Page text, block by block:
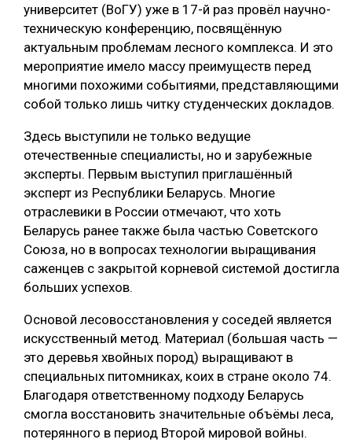
университет (ВоГУ) уже в 17-й раз провёл научно-
техническую конференцию, посвящённую
актуальным проблемам лесного комплекса. И это
мероприятие имело массу преимуществ перед
многими похожими событиями, представляющими
собой только лишь читку студенческих докладов.
Здесь выступили не только ведущие
отечественные специалисты, но и зарубежные
эксперты. Первым выступил приглашённый
эксперт из Республики Беларусь. Многие
отраслевики в России отмечают, что хоть
Беларусь ранее также была частью Советского
Союза, но в вопросах технологии выращивания
саженцев с закрытой корневой системой достигла
больших успехов.
Основой лесовосстановления у соседей является
искусственный метод. Материал (большая часть —
это деревья хвойных пород) выращивают в
специальных питомниках, коих в стране около 74.
Благодаря ответственному подходу Беларусь
смогла восстановить значительные объёмы леса,
потерянного в период Второй мировой войны.